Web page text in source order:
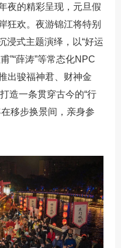
夜的精彩呈现，元旦假
狂欢。夜游锦江将特别
浸式主题演绎，以“好运
”“薛涛”等常态化NPC
出骏福神君、财神金
造一条贯穿古今的“行
移步换景间，亲身参